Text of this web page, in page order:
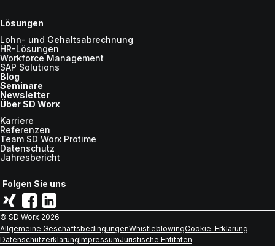
Lösungen
Lohn- und Gehaltsabrechnung
HR-Lösungen
Workforce Management
SAP Solutions
Blog
Seminare
Newsletter
Über SD Worx
Karriere
Referenzen
Team SD Worx Protime
Datenschutz
Jahresbericht
Folgen Sie uns
© SD Worx 2026
Allgemeine GeschäftsbedingungenWhistleblowingCookie-Erklärung
DatenschutzerklärungImpressumJuristische Entitäten